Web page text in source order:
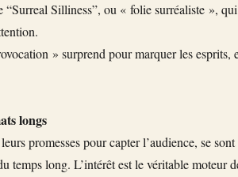
“Surreal Silliness”, ou « folie surréaliste »,
» surprend pour marquer les esprits,
longs
promesses pour capter l’audience, se
temps long. L’intérêt est le véritable moteur